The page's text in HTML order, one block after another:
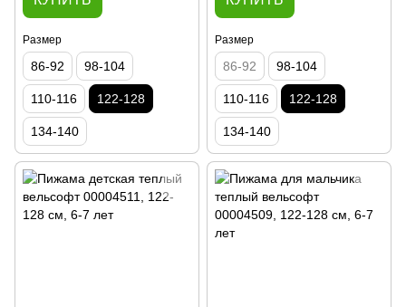
Размер
86-92 98-104
110-116 122-128
134-140
Размер
86-92 98-104
110-116 122-128
134-140